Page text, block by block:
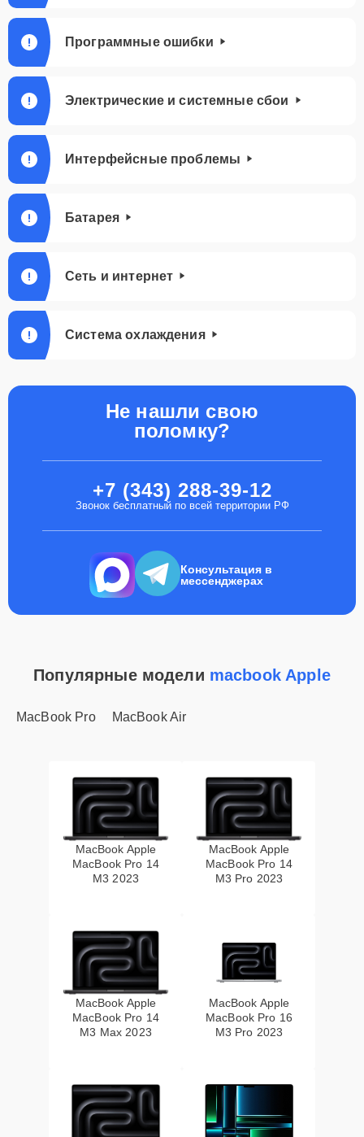
Программные ошибки
Электрические и системные сбои
Интерфейсные проблемы
Батарея
Сеть и интернет
Система охлаждения
Не нашли свою
поломку?
+7 (343) 288-39-12
Звонок бесплатный по всей территории РФ
Консультация в
мессенджерах
Популярные модели macbook Apple
MacBook Pro MacBook Air
MacBook Apple
MacBook Pro 14
M3 2023
MacBook Apple
MacBook Pro 14
M3 Pro 2023
MacBook Apple
MacBook Pro 14
M3 Max 2023
MacBook Apple
MacBook Pro 16
M3 Pro 2023